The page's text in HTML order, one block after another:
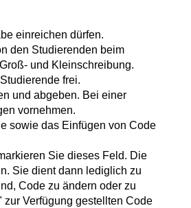
einreichen dürfen.
den Studierenden beim
und Kleinschreibung.
frei.
und abgeben. Bei einer
vornehmen.
sowie das Einfügen von Code
Sie dieses Feld. Die
Sie dient dann lediglich zu
Code zu ändern oder zu
Verfügung gestellten Code